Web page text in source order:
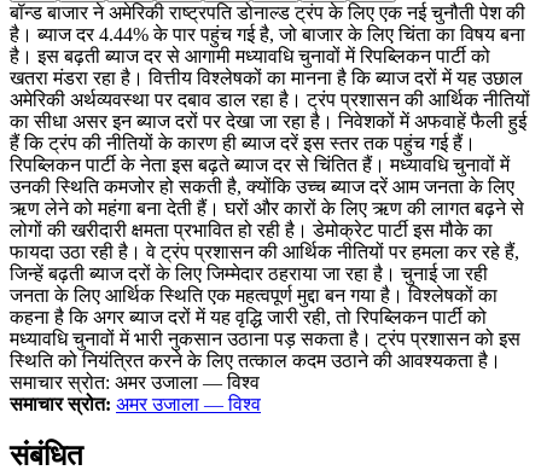
बॉन्ड बाजार ने अमेरिकी राष्ट्रपति डोनाल्ड ट्रंप के लिए एक नई चुनौती पेश की
है। ब्याज दर 4.44% के पार पहुंच गई है, जो बाजार के लिए चिंता का विषय बना
है। इस बढ़ती ब्याज दर से आगामी मध्यावधि चुनावों में रिपब्लिकन पार्टी को
खतरा मंडरा रहा है। वित्तीय विश्लेषकों का मानना है कि ब्याज दरों में यह उछाल
अमेरिकी अर्थव्यवस्था पर दबाव डाल रहा है। ट्रंप प्रशासन की आर्थिक नीतियों
का सीधा असर इन ब्याज दरों पर देखा जा रहा है। निवेशकों में अफवाहें फैली हुई
हैं कि ट्रंप की नीतियों के कारण ही ब्याज दरें इस स्तर तक पहुंच गई हैं।
रिपब्लिकन पार्टी के नेता इस बढ़ते ब्याज दर से चिंतित हैं। मध्यावधि चुनावों में
उनकी स्थिति कमजोर हो सकती है, क्योंकि उच्च ब्याज दरें आम जनता के लिए
ऋण लेने को महंगा बना देती हैं। घरों और कारों के लिए ऋण की लागत बढ़ने से
लोगों की खरीदारी क्षमता प्रभावित हो रही है। डेमोक्रेट पार्टी इस मौके का
फायदा उठा रही है। वे ट्रंप प्रशासन की आर्थिक नीतियों पर हमला कर रहे हैं,
जिन्हें बढ़ती ब्याज दरों के लिए जिम्मेदार ठहराया जा रहा है। चुनाई जा रही
जनता के लिए आर्थिक स्थिति एक महत्वपूर्ण मुद्दा बन गया है। विश्लेषकों का
कहना है कि अगर ब्याज दरों में यह वृद्धि जारी रही, तो रिपब्लिकन पार्टी को
मध्यावधि चुनावों में भारी नुकसान उठाना पड़ सकता है। ट्रंप प्रशासन को इस
स्थिति को नियंत्रित करने के लिए तत्काल कदम उठाने की आवश्यकता है।
समाचार स्रोत: अमर उजाला — विश्व
समाचार स्रोत: अमर उजाला — विश्व
संबंधित